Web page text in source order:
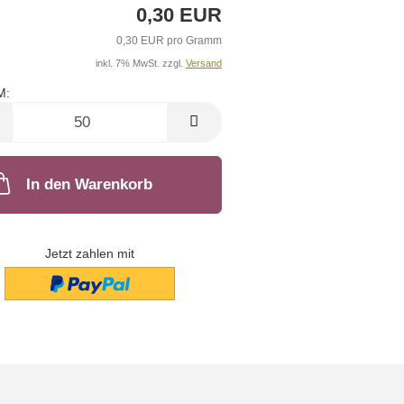
0,30 EUR
0,30 EUR pro Gramm
inkl. 7% MwSt. zzgl. Versand
In den Warenkorb
Jetzt zahlen mit